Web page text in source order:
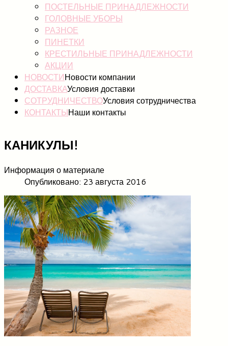
ПОСТЕЛЬНЫЕ ПРИНАДЛЕЖНОСТИ
ГОЛОВНЫЕ УБОРЫ
РАЗНОЕ
ПИНЕТКИ
КРЕСТИЛЬНЫЕ ПРИНАДЛЕЖНОСТИ
АКЦИИ
НОВОСТИНовости компании
ДОСТАВКАУсловия доставки
СОТРУДНИЧЕСТВОУсловия сотрудничества
КОНТАКТЫНаши контакты
КАНИКУЛЫ!
Информация о материале
Опубликовано: 23 августа 2016